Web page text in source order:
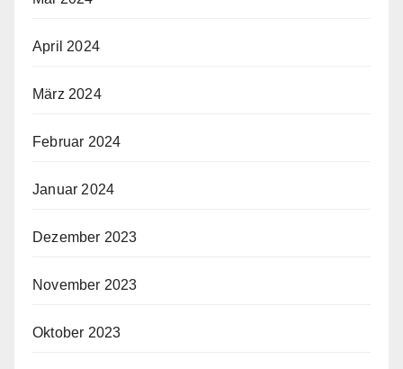
April 2024
März 2024
Februar 2024
Januar 2024
Dezember 2023
November 2023
Oktober 2023